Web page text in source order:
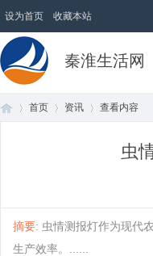
设为首页 收藏本站
秦淮生活网
首页 资讯 查看内容
虫
摘要: 虫情测报灯作为现代
生产效率。......